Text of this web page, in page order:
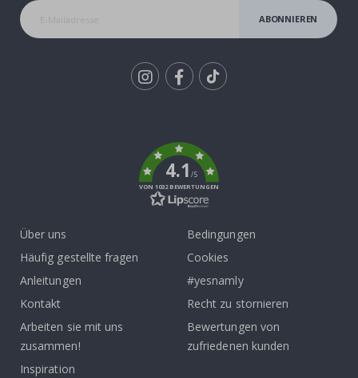
ABONNIEREN
4.1/5
VON 1032 BEWERTUNGEN
Über uns
Häufig gestellte fragen
Anleitungen
Kontakt
Arbeiten sie mit uns
zusammen!
Inspiration
Bedingungen
Cookies
#yesnamly
Recht zu stornieren
Bewertungen von
zufriedenen kunden